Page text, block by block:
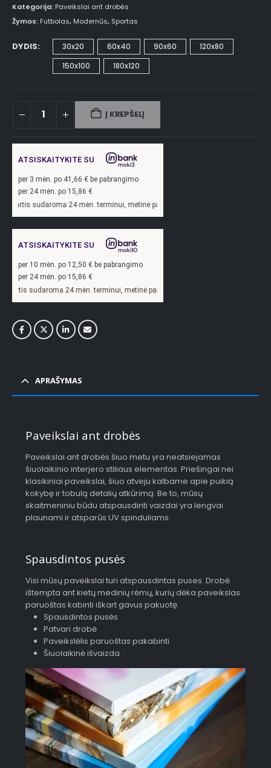
Kategorija: Paveikslai ant drobės
Žymos: Futbolas, Modernūs, Sportas
DYDIS 30x20 60x40 90x60
120x80
150x100
180x120
Į KREPŠELĮ
ATSISKAITYKITE SU
per 3 mėn. po 41,66 € be pabrangimo
per 24 mėn. po 15,86 €
24 mėn. terminui, metinė palūkanų norma –
ATSISKAITYKITE SU
per 10 mėn. po 12,50 € be pabrangimo
per 24 mėn. po 15,86 €
24 mėn. terminui, metinė palūkanų norma –13,9
APRAŠYMAS
Paveikslai ant drobės
Paveikslai ant drobės šiuo metu yra neatsiejamas
šiuolaikinio interjero stiliaus elementas. Priešingai nei
klasikiniai paveikslai, šiuo atveju kalbame apie puikią
kokybę ir tobulą detalių atkūrimą. Be to, mūsų
skaitmeniniu būdu atspausdinti vaizdai yra lengvai
plaunami ir atsparūs UV spinduliams.
Spausdintos pusės
Visi mūsų paveikslai turi atspausdintas puses. Drobė
ištempta ant kietų medinių rėmų, kurių dėka paveikslas
paruoštas kabinti iškart gavus pakuotę.
Spausdintos pusės
Patvari drobė
Paveikslėlis paruoštas pakabinti
Šiuolaikinė išvaizda